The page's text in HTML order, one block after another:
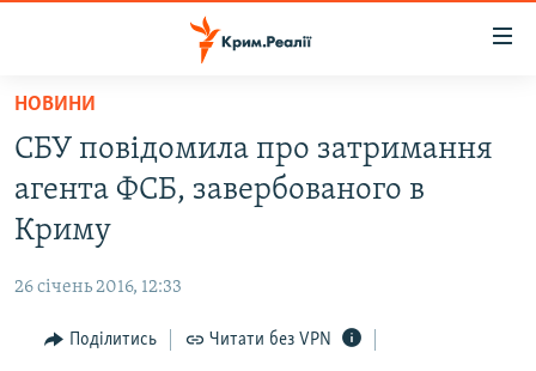
Перейти
основного
матеріалу
Перейти
до
основної
Перейти
ВОДА.КРИМ
ВІДЕО ТА ФОТО
БЛОГИ
ПОГЛЯД
НОВИНИ
СБУ повідомила про затримання
агента ФСБ, завербованого в
Криму
26 січень 2016, 12:33
Поділитись Читати без VPN